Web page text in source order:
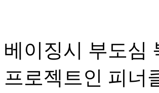
베이징시 부도심
프로젝트인 피너